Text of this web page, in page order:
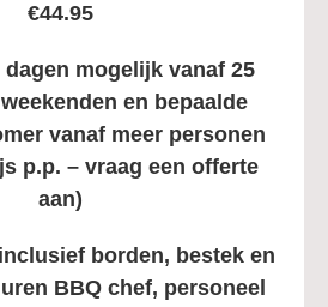
€44.95
mogelijk vanaf 25
en bepaalde
vanaf meer personen
p.p. – vraag een offerte
aan)
borden, bestek en
BBQ chef, personeel